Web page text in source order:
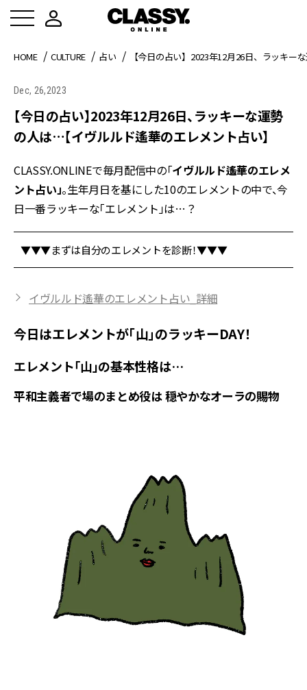
HOME CULTURE 占い 【今日の占い】2023年12月26日、ラッキ
Dec, 26,2023
【今日の占い】2023年12月26日、ラッキーな運勢
の人は…【イヴルルド遙華のエレメント占い】
CLASSY.ONLINEで毎月配信中の「イヴルルド遙華のエレメ
ント占い」。生年月日を基にした10のエレメントの中で、今
日一番ラッキーな「エレメント」は…？
▼▼▼まずは自分のエレメントを診断！▼▼▼
イヴルルド遙華のエレメント占い_詳細
今日はエレメントが「山」のラッキーDAY！
エレメント「山」の基本性格は…
平和主義者で場のまとめ役は 穏やかなオーラの賜物